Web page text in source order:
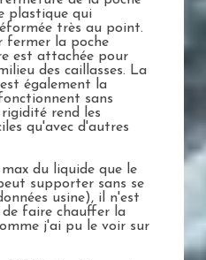
plastique qui
très au point.
fermer la poche
est attachée pour
des caillasses. La
également la
sans
rend les
qu'avec d'autres
du liquide que le
supporter sans se
usine), il n'est
de faire chauffer la
j'ai pu le voir sur